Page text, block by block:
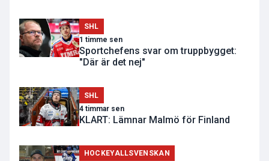
SHL
1 timme sen
Sportchefens svar om truppbygget:
"Där är det nej"
SHL
4 timmar sen
KLART: Lämnar Malmö för Finland
HOCKEYALLSVENSKAN